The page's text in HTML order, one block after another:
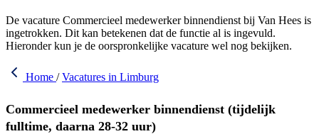
De vacature Commercieel medewerker binnendienst bij Van Hees is
ingetrokken. Dit kan betekenen dat de functie al is ingevuld.
Hieronder kun je de oorspronkelijke vacature wel nog bekijken.
Home / Vacatures in Limburg
Commercieel medewerker binnendienst (tijdelijk
fulltime, daarna 28-32 uur)